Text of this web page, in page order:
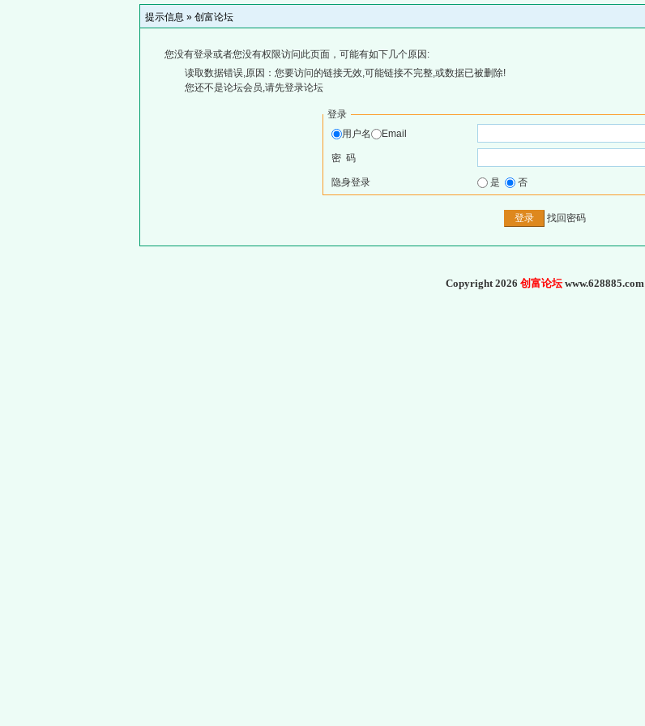
提示信息 » 创富论坛
您没有登录或者您没有权限访问此页面，可能有如下几个原因:
读取数据错误,原因：您要访问的链接无效,可能链接不完整,或数据已被删除!
您还不是论坛会员,请先登录论坛
登录
用户名
Email
密 码
隐身登录 是 否
找回密码
Copyright 2026 创富论坛www.628885.com